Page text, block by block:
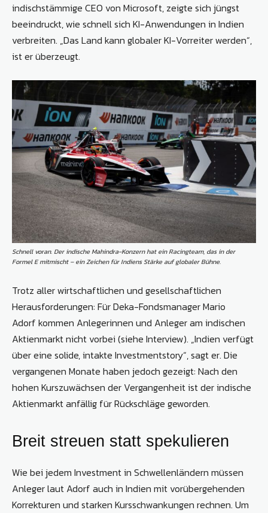
indischstämmige CEO von Microsoft, zeigte sich jüngst
beeindruckt, wie schnell sich KI-Anwendungen in In­dien
verbreiten. „Das Land kann globaler KI-Vorreiter werden“,
ist er überzeugt.
Schnell voran. Der indische Mahindra-Konzern hat ein Racingteam, das in der
Formel E mitmischt – ein Zeichen für Indiens Stärke auf globaler Bühne.
Trotz aller wirtschaftlichen und gesellschaftlichen
Herausforderungen: Für Deka-Fondsmanager Mario
Adorf ­kommen Anlegerinnen und Anleger am indischen
Aktienmarkt nicht vorbei (siehe Interview). „Indien verfügt
über eine solide, intakte Investmentstory“, sagt er. Die
vergangenen Mo­nate haben jedoch gezeigt: Nach den
hohen Kurszuwächsen der Vergangenheit ist der indische
Aktienmarkt anfällig für Rückschläge ­geworden.
Breit streuen statt spekulieren
Wie bei jedem Investment in Schwellenländern müssen
Anleger laut Adorf auch in Indien mit vorübergehenden
Korrekturen und starken Kursschwankungen rechnen. Um